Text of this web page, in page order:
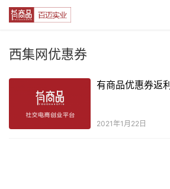
西集网优惠券
有商品优惠券返利
2021年1月22日